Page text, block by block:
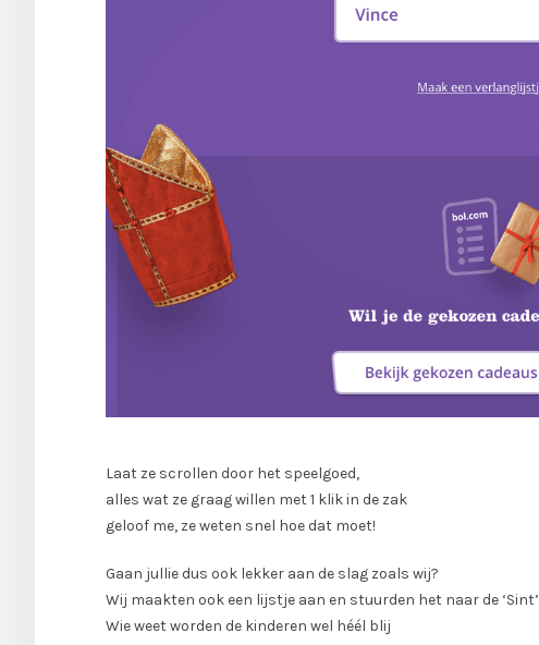
Laat ze scrollen door het speelgoed,
alles wat ze graag willen met 1 klik in de zak
geloof me, ze weten snel hoe dat moet!
Gaan jullie dus ook lekker aan de slag zoals wij?
Wij maakten ook een lijstje aan en stuurden het naar de ‘Sint’
Wie weet worden de kinderen wel héél blij